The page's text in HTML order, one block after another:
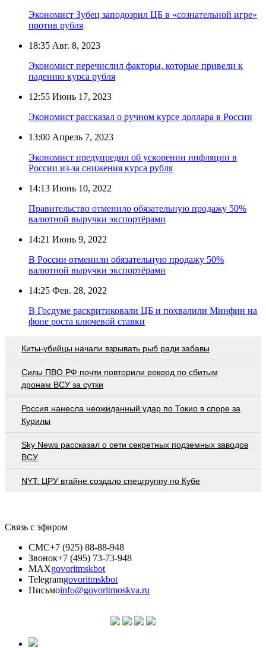
Экономист Зубец заподозрил ЦБ в «сознательной игре»
против рубля
18:35 Авг. 8, 2023
Экономист перечислил факторы, которые привели к
падению курса рубля
12:55 Июнь 17, 2023
Экономист рассказал о ручном курсе доллара в России
13:00 Апрель 7, 2023
Экономист предупредил об ускорении инфляции в
России из-за снижения курса рубля
14:13 Июнь 10, 2022
Правительство отменило обязательную продажу 50%
валютной выручки экспортёрами
14:21 Июнь 9, 2022
В России отменили обязательную продажу 50%
валютной выручки экспортёрами
14:25 Фев. 28, 2022
В Госдуме раскритиковали ЦБ и похвалили Минфин на
фоне роста ключевой ставки
Киты-убийцы начали взрывать рыб ради забавы
Cилы ПВО РФ почти повторили рекорд по сбитым
дронам ВСУ за сутки
Россия нанесла неожиданный удар по Токио в споре за
Курилы
Sky News рассказал о сети секретных подземных заводов
ВСУ
NYT: ЦРУ втайне создало спецгруппу по Кубе
Связь с эфиром
СМС+7 (925) 88-88-948
Звонок+7 (495) 73-73-948
MAXgovoritmskbot
Telegramgovoritmskbot
Письмоinfo@govoritmoskva.ru